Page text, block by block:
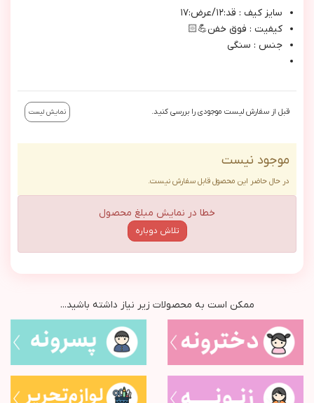
سايز كيف : قد:١٢/عرض:١٧
كيفيت : فوق خفن💪🏻
جنس : سنگي
قبل از سفارش لیست موجودی را بررسی کنید. نمایش لیست
موجود نیست
در حال حاضر این محصول قابل سفارش نیست.
خطا در نمایش مبلغ محصول
تلاش دوباره
ممکن است به محصولات زیر نیاز داشته باشید...